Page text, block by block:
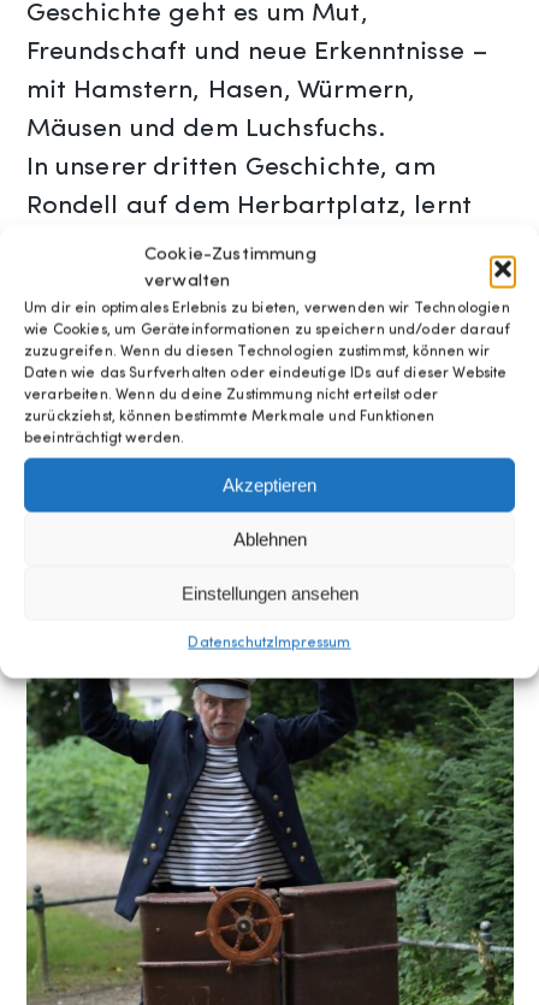
Cookie-Zustimmung
verwalten
Um dir ein optimales Erlebnis zu bieten, verwenden wir Technologien
wie Cookies, um Geräteinformationen zu speichern und/oder darauf
zuzugreifen. Wenn du diesen Technologien zustimmst, können wir
Daten wie das Surfverhalten oder eindeutige IDs auf dieser Website
verarbeiten. Wenn du deine Zustimmung nicht erteilst oder
zurückziehst, können bestimmte Merkmale und Funktionen
beeinträchtigt werden.
Akzeptieren
Ablehnen
Einstellungen ansehen
DatenschutzImpressum
Geschichte geht es um Mut,
Freundschaft und neue Erkenntnisse –
mit Hamstern, Hasen, Würmern,
Mäusen und dem Luchsfuchs.
In unserer dritten Geschichte, am
Rondell auf dem Herbartplatz, lernt
das Publikum Kapitän Bommel kennen.
Er fährt mit seinem Boot aufs Meer
hinaus und rettet Menschen in Seenot.
Begleitet wird die Geschichte von
waschechter Seefahrtsmusik. Was die
große Seeschlange mit all dem zu tun
hat? Kommt und schaut es euch an!